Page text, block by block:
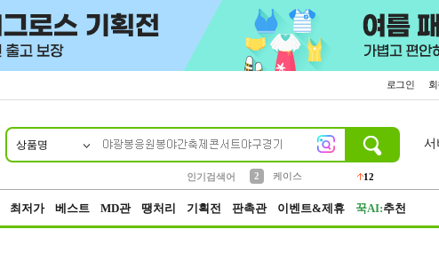
로그인
상품명
인기검색어
2
케이스
12
서
최저가 베스트 MD관 땡처리 기획전 판촉관 이벤트&제휴 꾹AI:추천